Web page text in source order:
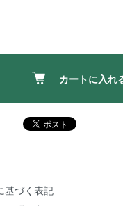
カートに入れ
基づく表記